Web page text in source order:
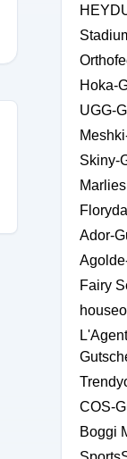
Hoka-
UGG-
Skiny-
Ador-
Fairy
COS-
Boggi